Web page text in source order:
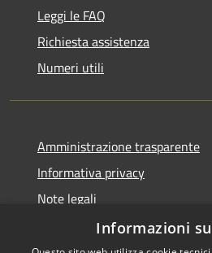
Leggi le FAQ
Richiesta assistenza
Numeri utili
Amministrazione trasparente
Informativa privacy
Note legali
Dichiarazione di accessibilità
Informazioni